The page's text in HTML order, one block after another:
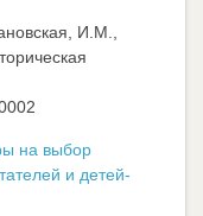
И.М.,
на выбор
и детей-